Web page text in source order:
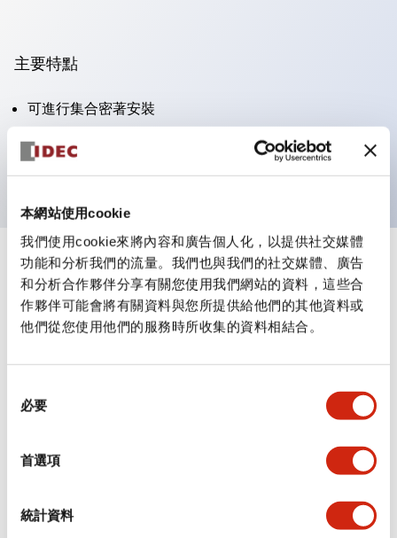
本網站使用cookie
我們使用cookie來將內容和廣告個人化，以提供社交媒體
功能和分析我們的流量。我們也與我們的社交媒體、廣告
和分析合作夥伴分享有關您使用我們網站的資料，這些合
作夥伴可能會將有關資料與您所提供給他們的其他資料或
他們從您使用他們的服務時所收集的資料相結合。
必要
首選項
統計資料
主要特點
可進行集合密著安裝
附鎖選擇開關採用高安全性的彈子鎖結構
防護結構為IP65（IEC60529）
規格 顯示全部
審美規範
環境規範
功能規格